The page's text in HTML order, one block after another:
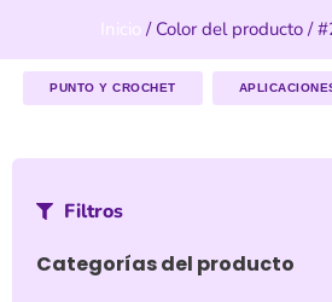
Inicio / Color del producto /
PUNTO Y CROCHET
Filtros
Categorías del producto